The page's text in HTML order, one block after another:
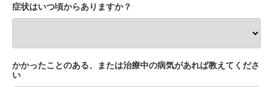
症状はいつ頃からありますか？
かかったことのある、または治療中の病気があれば教えてくださ
い